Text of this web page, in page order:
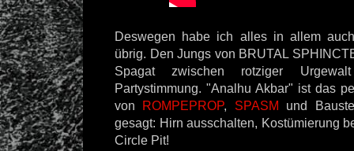
Deswegen habe ich alles in allem
übrig. Den Jungs von BRUTAL
Spagat zwischen rotziger
Partystimmung. "Analhu Akbar" ist das
von ROMPEPROP, SPASM
und
gesagt: Hirn ausschalten, Kostümierung
Circle Pit!